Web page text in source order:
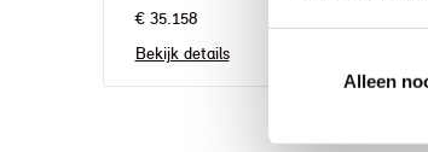
Alleen
€ 35.158
Bekijk details